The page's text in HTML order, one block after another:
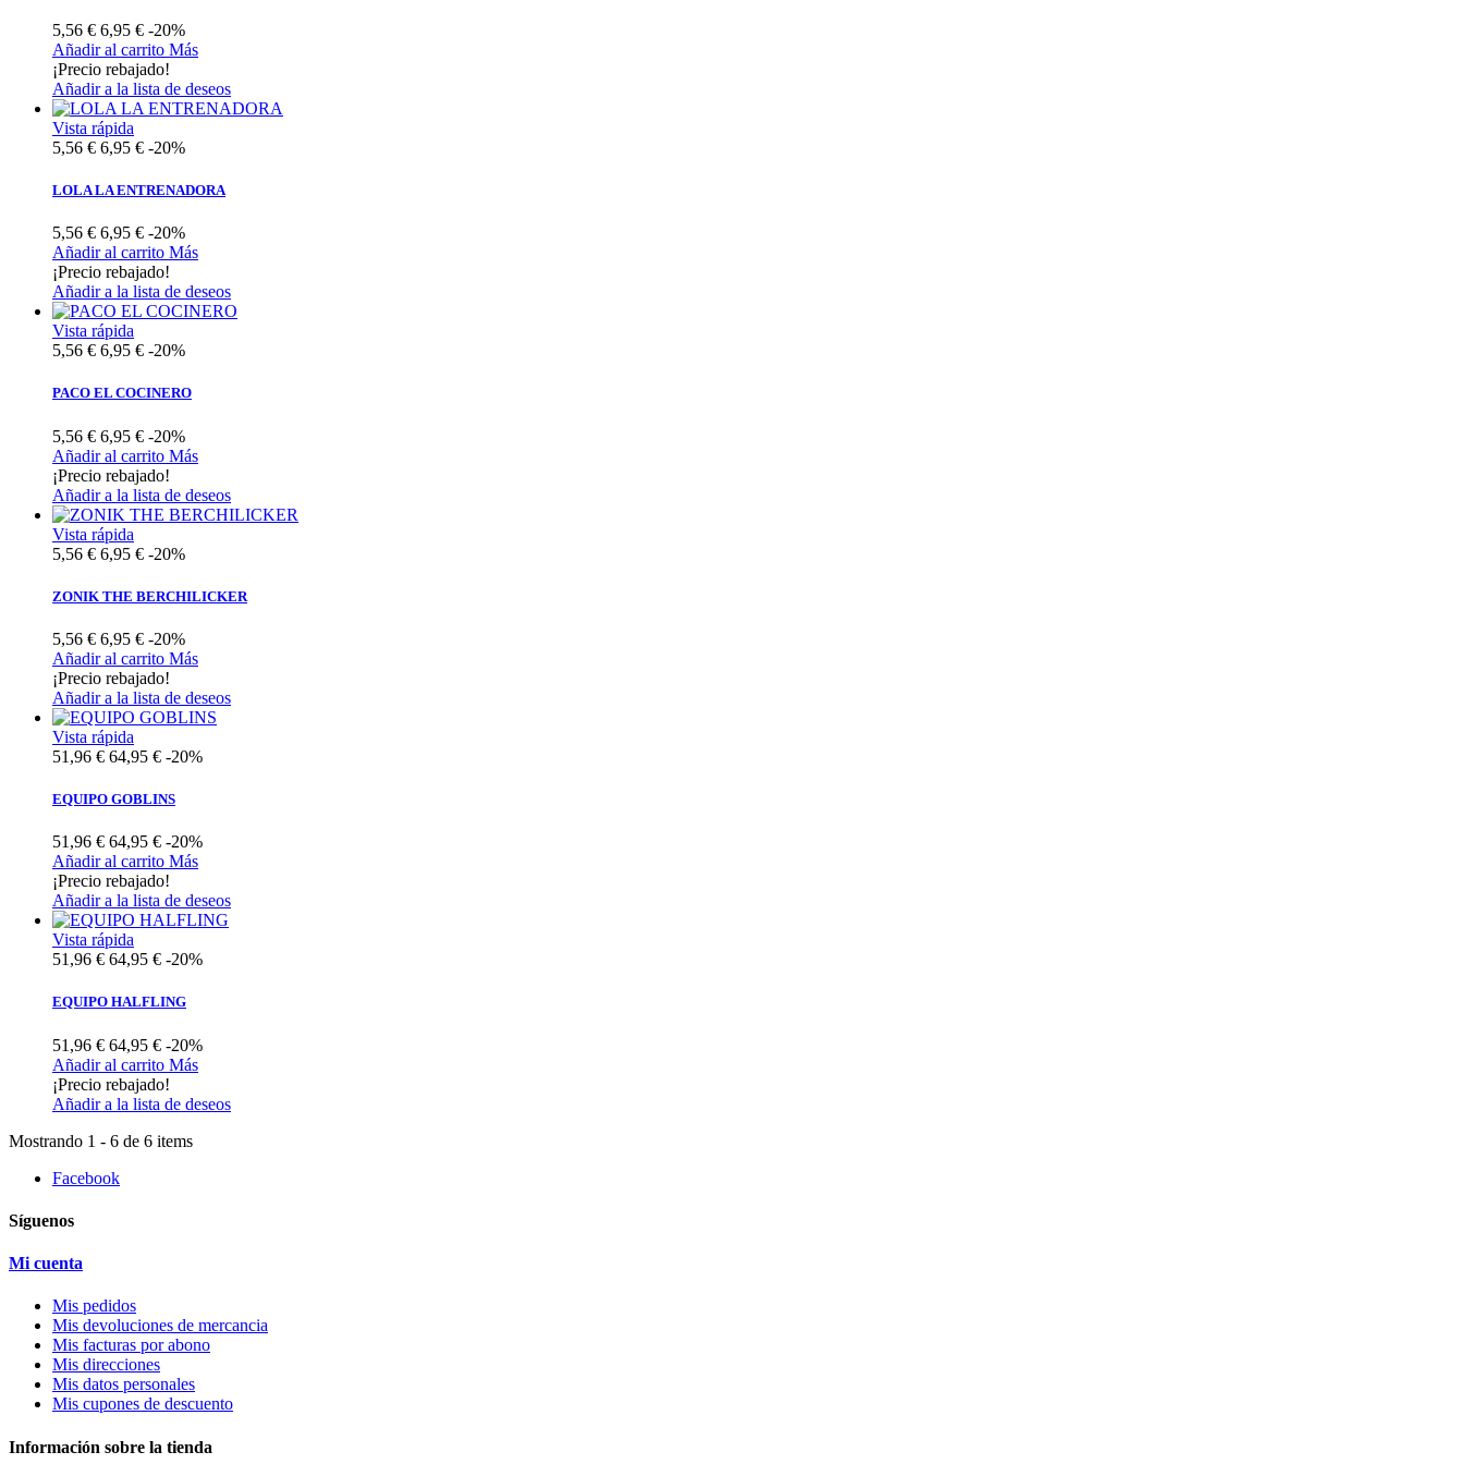
5,56 € 6,95 € -20%
Añadir al carrito Más
¡Precio rebajado!
Añadir a la lista de deseos
Vista rápida
5,56 € 6,95 € -20%
LOLA LA ENTRENADORA
5,56 € 6,95 € -20%
Añadir al carrito Más
¡Precio rebajado!
Añadir a la lista de deseos
Vista rápida
5,56 € 6,95 € -20%
PACO EL COCINERO
5,56 € 6,95 € -20%
Añadir al carrito Más
¡Precio rebajado!
Añadir a la lista de deseos
Vista rápida
5,56 € 6,95 € -20%
ZONIK THE BERCHILICKER
5,56 € 6,95 € -20%
Añadir al carrito Más
¡Precio rebajado!
Añadir a la lista de deseos
Vista rápida
51,96 € 64,95 € -20%
EQUIPO GOBLINS
51,96 € 64,95 € -20%
Añadir al carrito Más
¡Precio rebajado!
Añadir a la lista de deseos
Vista rápida
51,96 € 64,95 € -20%
EQUIPO HALFLING
51,96 € 64,95 € -20%
Añadir al carrito Más
¡Precio rebajado!
Añadir a la lista de deseos
Mostrando 1 - 6 de 6 items
Facebook
Síguenos
Mi cuenta
Mis pedidos
Mis devoluciones de mercancia
Mis facturas por abono
Mis direcciones
Mis datos personales
Mis cupones de descuento
Información sobre la tienda